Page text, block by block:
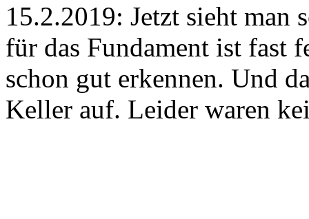
15.2.2019: Jetzt sieht man
für das Fundament ist fast
schon gut erkennen. Und
Keller auf. Leider waren